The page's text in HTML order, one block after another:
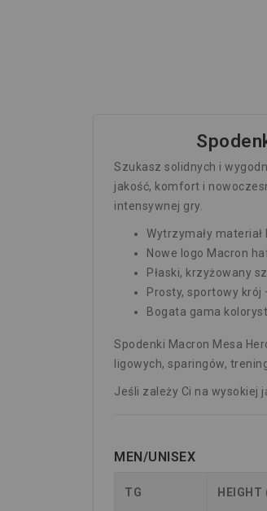
Szukasz solidnych i
jakość, komfort i
intensywnej gry.
Wytrzymały
Nowe logo Macron
Płaski, krzyżowany
Prosty, sportowy krój
Bogata gama
Spodenki Macron Mesa
ligowych, sparingów,
Jeśli zależy Ci na wysokiej
MEN/UNISEX
TG HEIGHT